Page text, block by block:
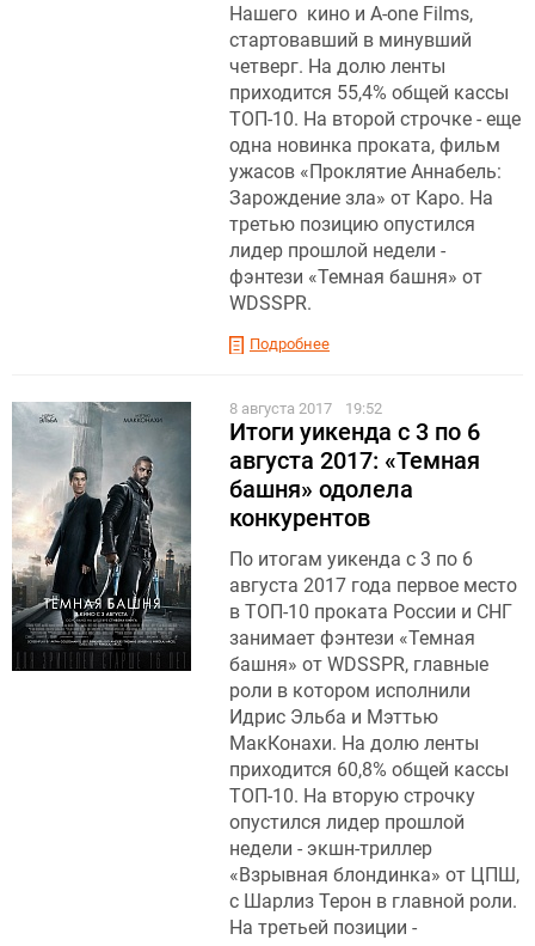
Нашего кино и A-one Films,
стартовавший в минувший
четверг. На долю ленты
приходится 55,4% общей кассы
ТОП-10. На второй строчке - еще
одна новинка проката, фильм
ужасов «Проклятие Аннабель:
Зарождение зла» от Каро. На
третью позицию опустился
лидер прошлой недели -
фэнтези «Темная башня» от
WDSSPR.
Подробнее
8 августа 2017 19:52
Итоги уикенда с 3 по 6
августа 2017: «Темная
башня» одолела
конкурентов
По итогам уикенда с 3 по 6
августа 2017 года первое место
в ТОП-10 проката России и СНГ
занимает фэнтези «Темная
башня» от WDSSPR, главные
роли в котором исполнили
Идрис Эльба и Мэттью
МакКонахи. На долю ленты
приходится 60,8% общей кассы
ТОП-10. На вторую строчку
опустился лидер прошлой
недели - экшн-триллер
«Взрывная блондинка» от ЦПШ,
с Шарлиз Терон в главной роли.
На третьей позиции -